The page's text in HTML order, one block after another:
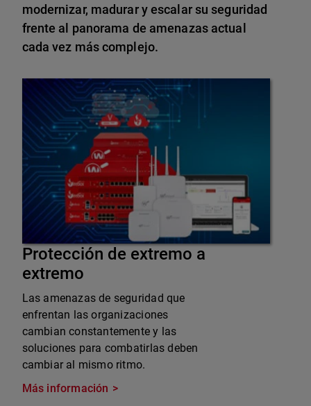
modernizar, madurar y escalar su seguridad
frente al panorama de amenazas actual
cada vez más complejo.
Protección de extremo a
extremo
Las amenazas de seguridad que
enfrentan las organizaciones
cambian constantemente y las
soluciones para combatirlas deben
cambiar al mismo ritmo.
Más información